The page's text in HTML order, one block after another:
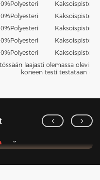
Polyesteri Kaksoispiste
Polyesteri Kaksoispiste
Polyesteri Kaksoispiste
Polyesteri Kaksoispiste
Polyesteri Kaksoispiste
laajasti olemassa olevia
koneen testi testataan